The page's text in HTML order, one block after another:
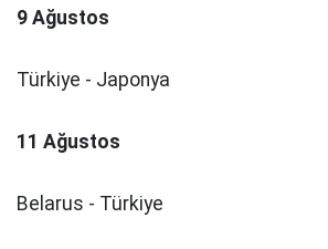
9 Ağustos
Türkiye - Japonya
11 Ağustos
Belarus - Türkiye